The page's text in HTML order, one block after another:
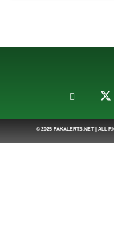
© 2025 PAKALERTS.NET| ALL